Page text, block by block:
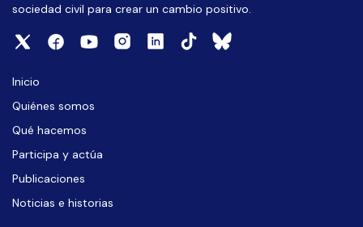
sociedad civil para crear un cambio positivo.
Inicio
Quiénes somos
Qué hacemos
Participa y actúa
Publicaciones
Noticias e historias